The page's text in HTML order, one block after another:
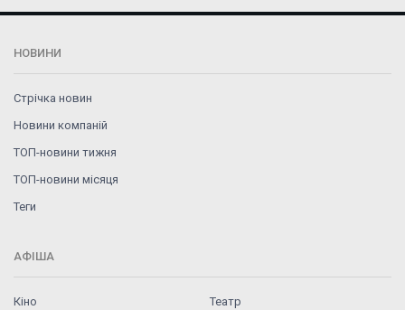
НОВИНИ
Стрічка новин
Новини компаній
ТОП-новини тижня
ТОП-новини місяця
Теги
АФІША
Кіно
Театр